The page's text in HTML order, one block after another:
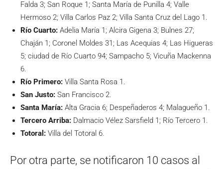
Falda 3; San Roque 1; Santa María de Punilla 4; Valle
Hermoso 2; Villa Carlos Paz 2; Villa Santa Cruz del Lago 1.
Río Cuarto: Adelia María 1; Alcira Gigena 3; Bulnes 27;
Chaján 1; Coronel Moldes 31; Las Acequias 4; Las Higueras
5; ciudad de Río Cuarto 94; Sampacho 5; Vicuña Mackenna
6.
Río Primero: Villa Santa Rosa 1.
San Justo: San Francisco 2.
Santa María: Alta Gracia 6; Despeñaderos 4; Malagueño 1.
Tercero Arriba: Dalmacio Vélez Sarsfield 1; Río Tercero 1.
Totoral: Villa del Totoral 6.
Por otra parte, se notificaron 10 casos al